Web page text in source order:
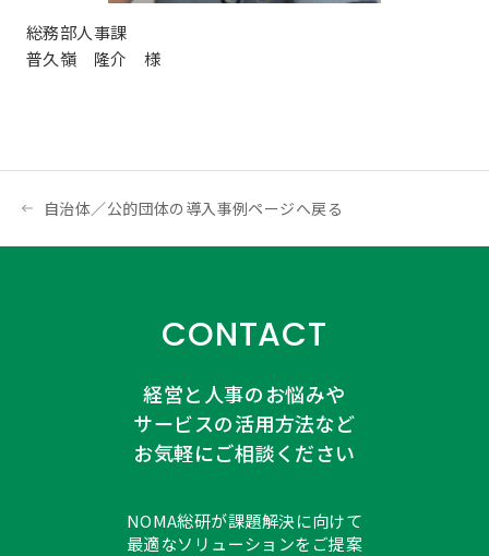
総務部人事課
普久嶺 隆介 様
自治体／公的団体の導入事例ページへ戻る
CONTACT
経営と人事のお悩みや
サービスの活用方法など
お気軽にご相談ください
NOMA総研が課題解決に向けて
最適なソリューションをご提案